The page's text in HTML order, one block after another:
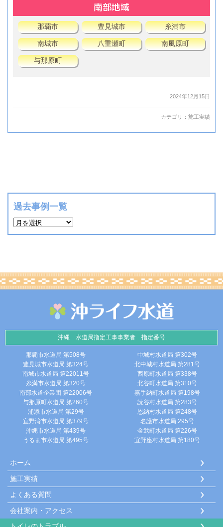
南部地域
那覇市 豊見城市 糸満市
南城市 八重瀬町 南風原町
与那原町
2024年12月15日
カテゴリ： 施工実績
過去事例一覧
沖縄 水道局指定工事事業者 指定番号
那覇市水道局 第508号
豊見城市水道局 第324号
南城市水道局 第22011号
糸満市水道局 第320号
南部水道企業団 第22006号
与那原町水道局 第260号
浦添市水道局 第29号
宜野湾市水道局 第379号
沖縄市水道局 第439号
うるま市水道局 第495号
中城村水道局 第302号
北中城村水道局 第281号
西原町水道局 第338号
北谷町水道局 第310号
嘉手納町水道局 第198号
読谷村水道局 第283号
恩納村水道局 第248号
名護市水道局 295号
金武町水道局 第226号
宜野座村水道局 第180号
ホーム
施工実績
よくある質問
会社案内・アクセス